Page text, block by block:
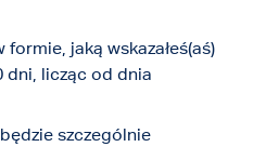
jaką wskazałeś(aś)
dni, licząc od dnia
szczególnie